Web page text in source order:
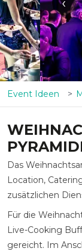
Event Ideen
Das
Location,
zusätzlichen
Für die
Live-Cooking
gereicht. Im